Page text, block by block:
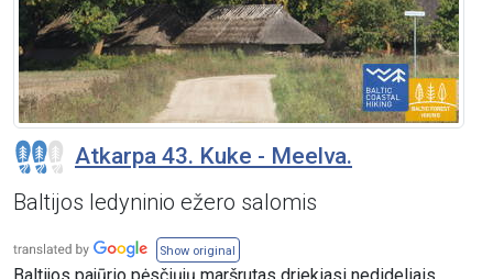
Atkarpa 43. Kuke - Meelva.
Baltijos ledyninio ežero salomis
Show original